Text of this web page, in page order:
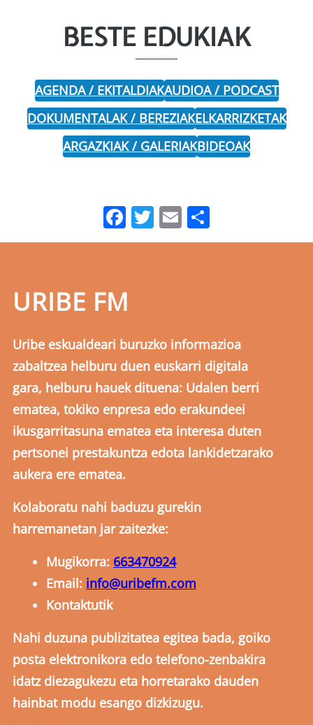
BESTE EDUKIAK
AGENDA / EKITALDIAKAUDIOA / PODCAST
DOKUMENTALAK / BEREZIAKELKARRIZKETAK
ARGAZKIAK / GALERIAKBIDEOAK
Facebook
Twitter
Email
URIBE FM
Uribe eskualdeari buruzko informazioa
zabaltzea helburu duen euskarri digitala
gara, helburu hauek dituena: Udalen berri
ematea, tokiko enpresa edo erakundeei
ikusgarritasuna ematea eta interesa duten
pertsonei prestakuntza edota lankidetzarako
aukera ere ematea.
Kolaboratu nahi baduzu gurekin
harremanetan jar zaitezke:
Mugikorra: 663470924
Email: info@uribefm.com
Kontaktutik
Nahi duzuna publizitatea egitea bada, goiko
posta elektronikora edo telefono-zenbakira
idatz diezagukezu eta horretarako dauden
hainbat modu esango dizkizugu.